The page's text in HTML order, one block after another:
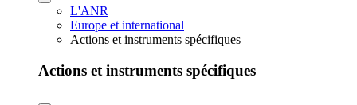
L'ANR
Europe et international
Actions et instruments spécifiques
Actions et instruments spécifiques